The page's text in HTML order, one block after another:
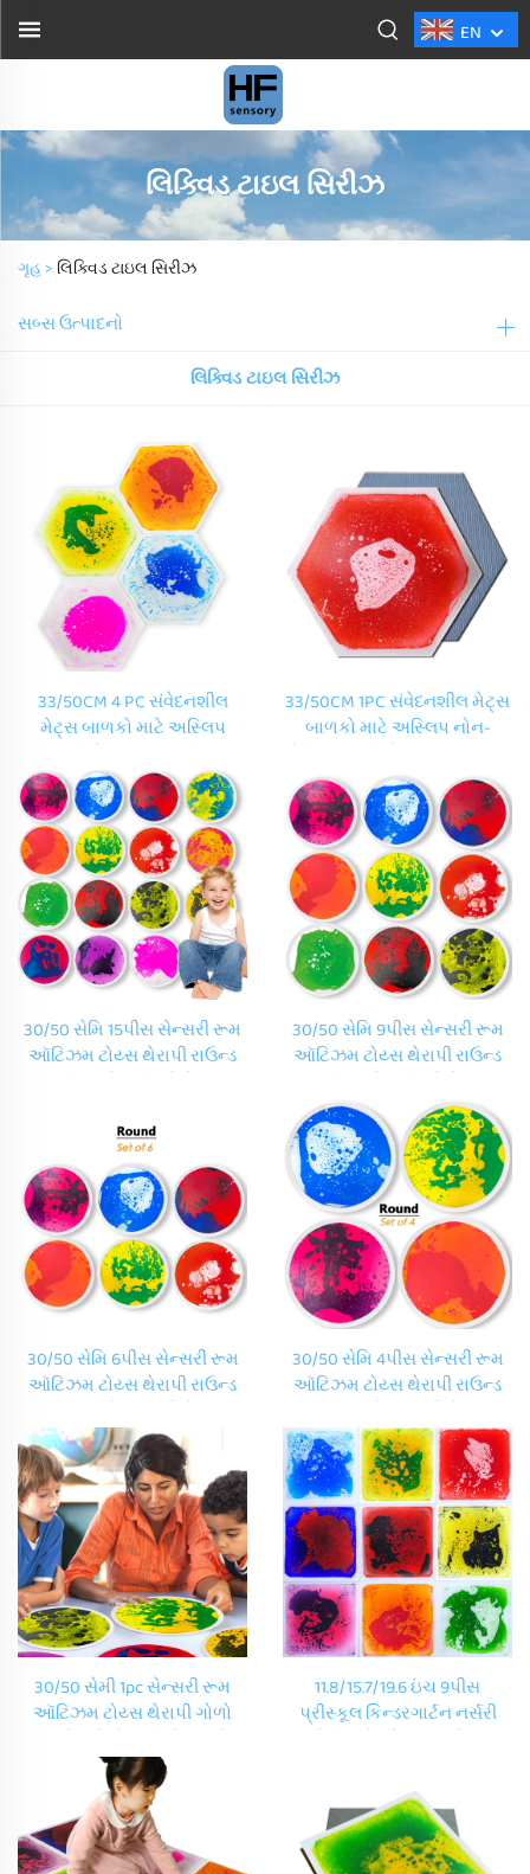
EN
લિક્વિડ ટાઇલ સિરીઝ
ગૃહ > લિક્વિડ ટાઇલ સિરીઝ
સબ્સ ઉત્પાદનો
લિક્વિડ ટાઇલ સિરીઝ
33/50CM 4 PC સંવેદનશીલ
મેટ્સ બાળકો માટે અસ્લિપ
ષટાગનલ દ્રાવણ ફ્લોર ટાઇલ્સ
33/50CM 1PC સંવેદનશીલ મેટ્સ
બાળકો માટે અસ્લિપ નોન-
ષટાગનલ દ્રાવણ ફ્લોર ટાઇલ્સ
30/50 સેમિ 15પીસ સેન્સરી રૂમ
ઑટિઝમ ટોય્સ થેરાપી રાઉન્ડ
લિક્વિડ ફ્LOOR ટાઇલ્સ સેટ
30/50 સેમિ 9પીસ સેન્સરી રૂમ
ઑટિઝમ ટોય્સ થેરાપી રાઉન્ડ
કિન્ડરગાર્ટન ડાયનેમિક રાઉન્ડ
લિક્વિડ ફ્LOOR ટાઇલ્સ સેટ
30/50 સેમિ 6પીસ સેન્સરી રૂમ
ઑટિઝમ ટોય્સ થેરાપી રાઉન્ડ
કિન્ડરગાર્ટન ડાયનેમિક રાઉન્ડ
લિક્વિડ ફ્LOOR ટાઇલ્સ સેટ
30/50 સેમિ 4પીસ સેન્સરી રૂમ
ઑટિઝમ ટોય્સ થેરાપી રાઉન્ડ
કિન્ડરગાર્ટન ડઇનેમિક રાઉન્ડ
લિક્વિડ ફ્LOOR ટાઇલ્સ સેટ
30/50 સેમી 1pc સેન્સરી રૂમ
ઑટિઝમ ટોય્સ થેરાપી ગોળો
કિન્ડરગાર્ટન ડાયનેમિક ગોળો
દ્રાવણ વાઇનિલ ફ્લોર ટાઇલ્સ
11.8/15.7/19.6 ઇંચ 9પીસ
પ્રીસ્કૂલ કિન્ડરગાર્ટન નર્સરી
ટાઇલ્સ સેટ